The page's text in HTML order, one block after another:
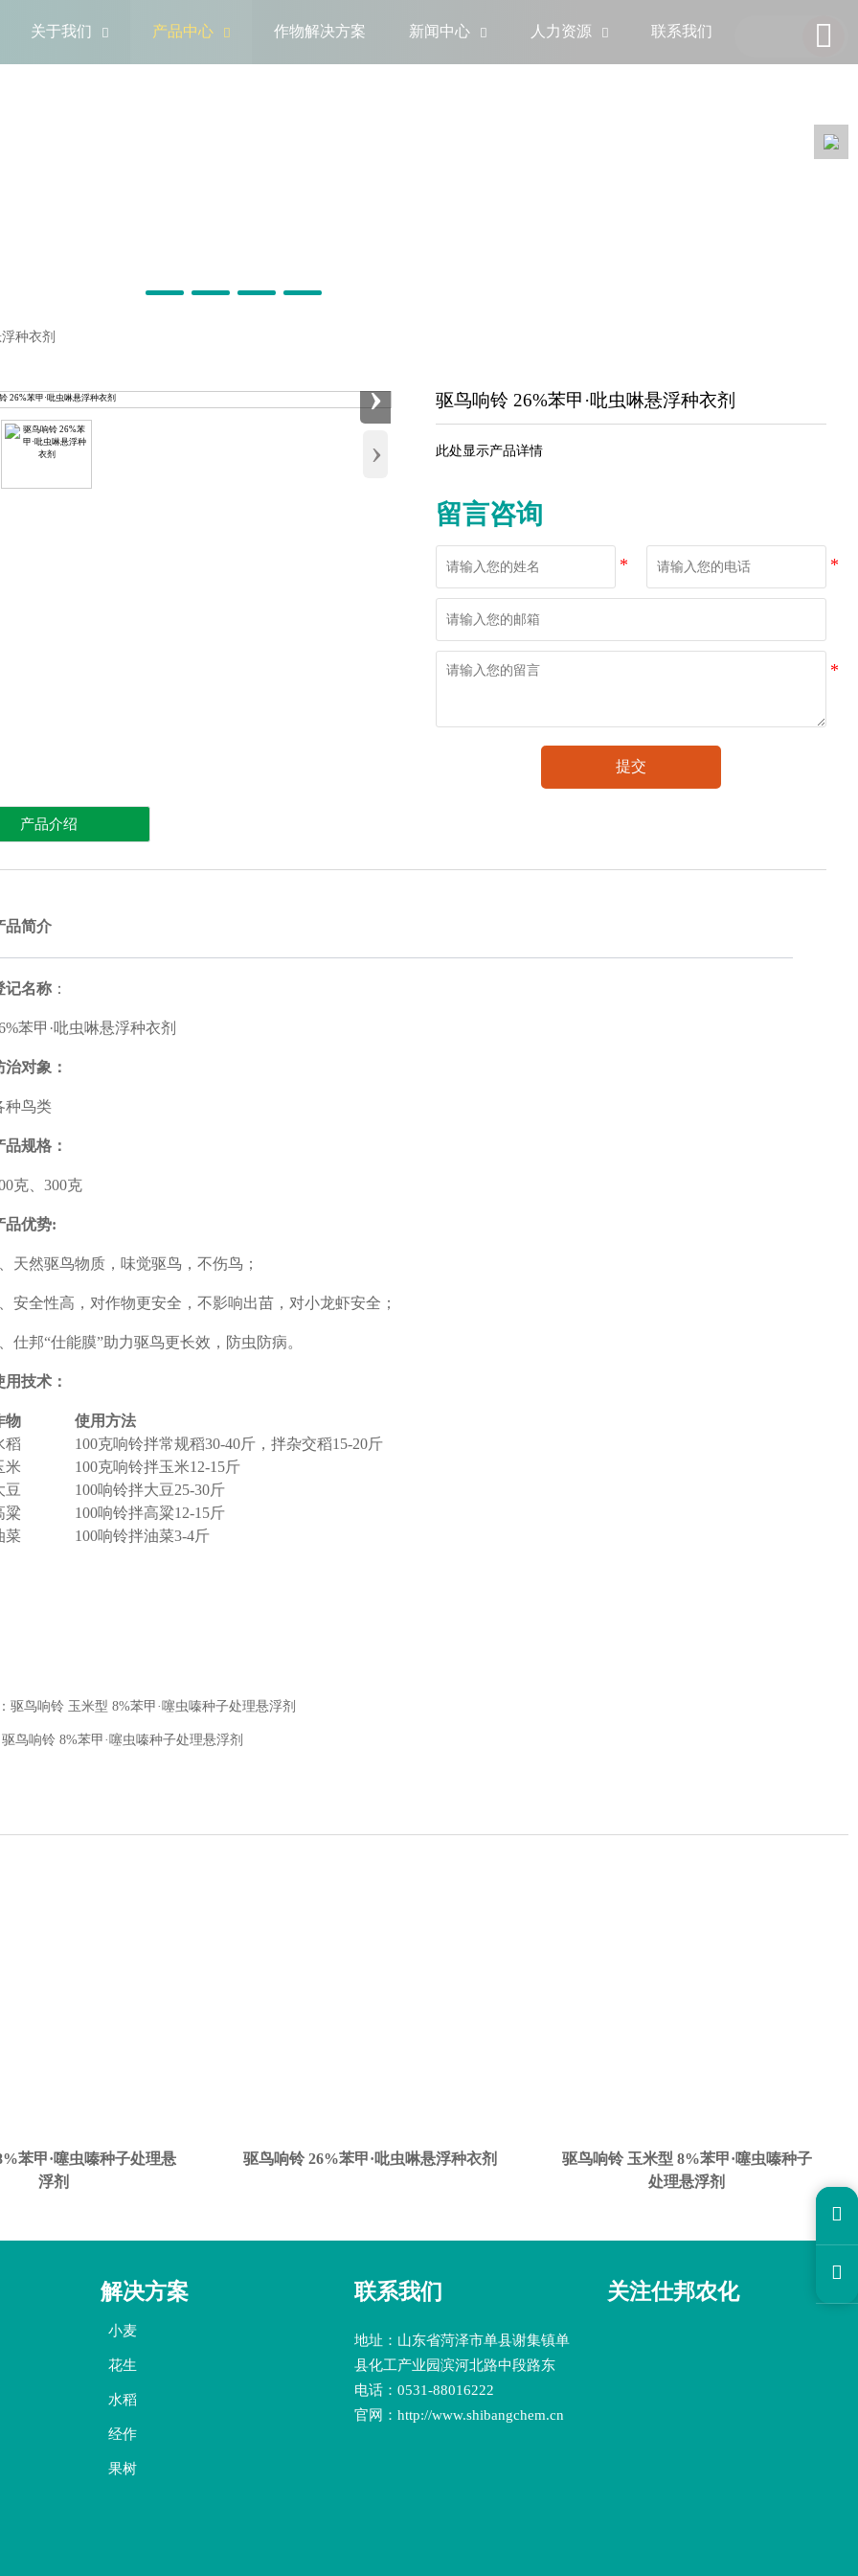
关于我们  产品中心  作物解决方案 新闻中心  人力资源  联系我们 
种衣剂
›
›
驱鸟响铃 26%苯甲·吡虫啉悬浮种衣剂
此处显示产品详情
留言咨询
提交
产品介绍
品简介
记名称 ：
苯甲·吡虫啉悬浮种衣剂
治对象：
种鸟类
品规格：
克、300克
品优势:
天然驱鸟物质，味觉驱鸟，不伤鸟；
安全性高，对作物更安全，不影响出苗，对小龙虾安全；
仕邦“仕能膜”助力驱鸟更长效，防虫防病。
用技术：
物
使用方法
稻
100克响铃拌常规稻30-40斤，拌杂交稻15-20斤
米
100克响铃拌玉米12-15斤
豆
100响铃拌大豆25-30斤
粱
100响铃拌高粱12-15斤
菜
100响铃拌油菜3-4斤
驱鸟响铃 玉米型 8%苯甲·噻虫嗪种子处理悬浮剂
驱鸟响铃 8%苯甲·噻虫嗪种子处理悬浮剂
苯甲·噻虫嗪种子处理悬
浮剂
驱鸟响铃 26%苯甲·吡虫啉悬浮种衣剂
驱鸟响铃 玉米型 8%苯甲·噻虫嗪种子
处理悬浮剂
解决方案
小麦
花生
水稻
经作
果树
联系我们
地址：山东省菏泽市单县谢集镇单
县化工产业园滨河北路中段路东
电话：0531-88016222
官网：http://www.shibangchem.cn
关注仕邦农化

